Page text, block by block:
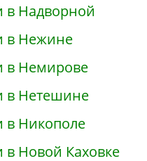
в Надворной
в Нежине
в Немирове
в Нетешине
в Никополе
в Новой Каховке